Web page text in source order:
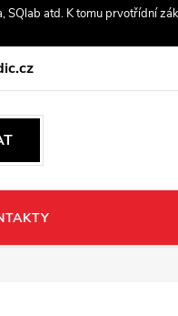
atd. K tomu prvotřídní